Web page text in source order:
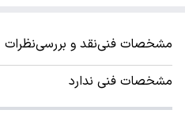
مشخصات فنینقد و بررسینظرات
مشخصات فنی ندارد